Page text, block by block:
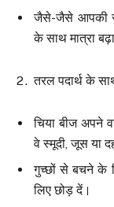
जैसे-जैसे आपकी
के साथ मात्रा
तरल पदार्थ के
चिया बीज अपने
वे स्मूदी, जूस या
गुच्छों से बचने के
लिए छोड़ दें।